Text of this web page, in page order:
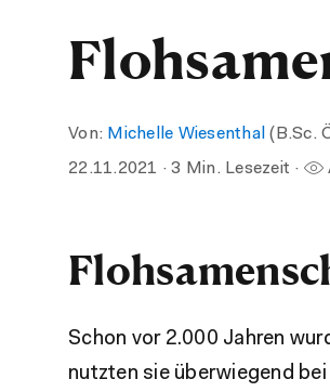
Von: Michelle Wiesenthal (B.Sc.
22.11.2021 · 3 Min. Lesezeit ·
Schon vor 2.000 Jahren
nutzten sie überwiegend